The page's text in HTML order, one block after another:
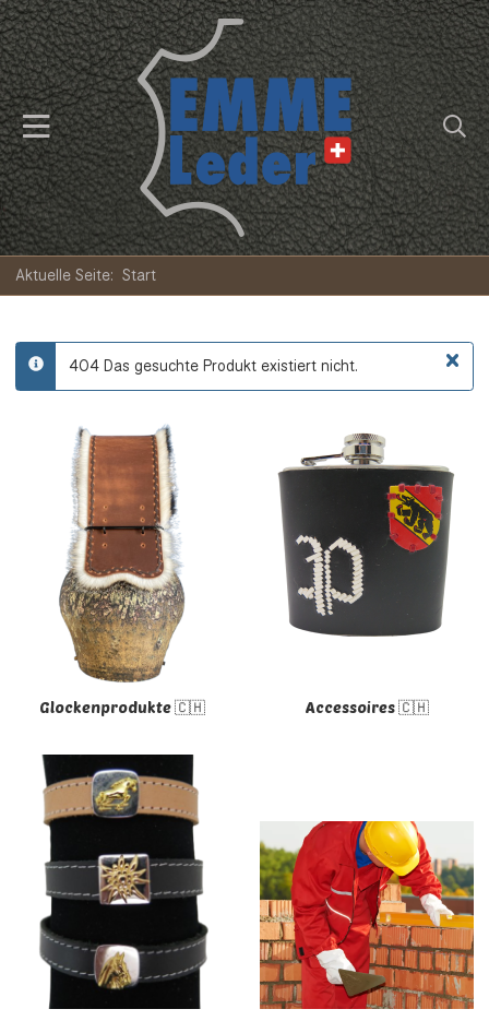
Aktuelle Seite: Start
×
info 404 Das gesuchte Produkt existiert nicht.
Glockenprodukte 🇨🇭 Accessoires 🇨🇭